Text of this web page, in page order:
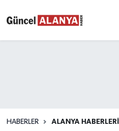
HABERLER ALANYA HABERLERİ